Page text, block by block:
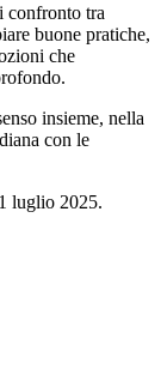
confronto tra
buone pratiche,
che
insieme, nella
con le
luglio 2025.